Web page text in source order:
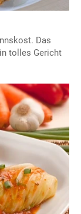
Das
tolles Gericht